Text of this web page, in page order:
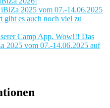
2025 vom 07.-14.06.2025
gibt es auch noch viel zu
Camp App. Wow!!! Das
2025 vom 07.-14.06.2025 auf